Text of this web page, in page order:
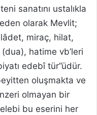
sanatını ustalıkla
olarak Mevlit;
miraç, hilat,
hatime vb’leri
edebî tür”üdür.
oluşmakta ve
olmayan bir
bu eserini her